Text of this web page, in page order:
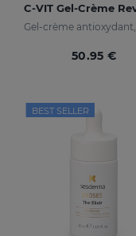
50.95 €
BEST SELLER